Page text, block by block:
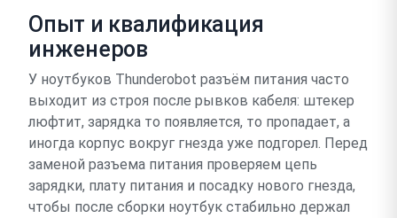
Опыт и квалификация
инженеров
У ноутбуков Thunderobot разъём питания часто
выходит из строя после рывков кабеля: штекер
люфтит, зарядка то появляется, то пропадает, а
иногда корпус вокруг гнезда уже подгорел. Перед
заменой разъема питания проверяем цепь
зарядки, плату питания и посадку нового гнезда,
чтобы после сборки ноутбук стабильно держал